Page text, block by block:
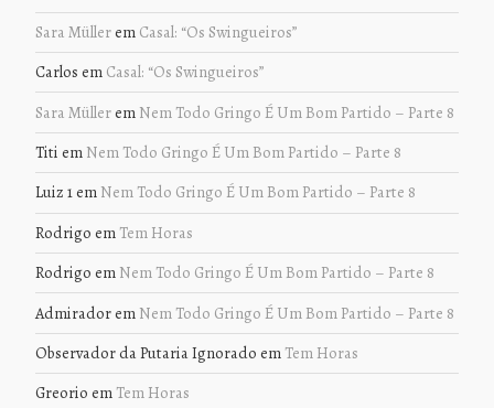
Sara Müllerem Casal: “Os Swingueiros”
Carlos em Casal: “Os Swingueiros”
Sara Müllerem Nem Todo Gringo É Um Bom Partido – Parte 8
Titi em Nem Todo Gringo É Um Bom Partido – Parte 8
Luiz 1em Nem Todo Gringo É Um Bom Partido – Parte 8
Rodrigo em Tem Horas
Rodrigo em Nem Todo Gringo É Um Bom Partido – Parte 8
Admiradorem Nem Todo Gringo É Um Bom Partido – Parte 8
Observador da Putaria Ignorado em Tem Horas
Greorio em Tem Horas